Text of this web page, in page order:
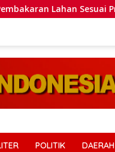
Prosedur Hukum
POLITIK DAERAH